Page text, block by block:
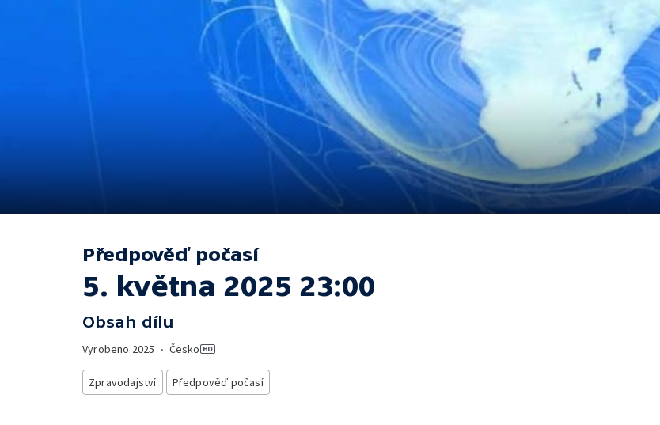
Předpověď počasí
5. května 2025 23:00
Obsah dílu
Vyrobeno 2025 • Česko
Zpravodajství Předpověď počasí